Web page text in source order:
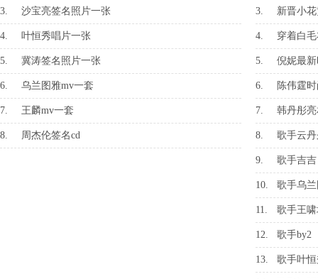
3. 沙宝亮签名照片一张
4. 叶恒秀唱片一张
5. 冀涛签名照片一张
6. 乌兰图雅mv一套
7. 王麟mv一套
8. 周杰伦签名cd
3. 新晋小
简约时尚
4. 穿着白
节目这
5. 倪妮最
6. 陈伟霆
7. 韩丹彤
8. 歌手云
9. 歌手吉吉
10. 歌手乌
11. 歌手王
12. 歌手by2
13. 歌手叶